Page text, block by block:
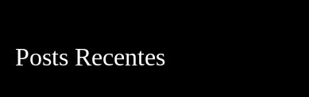
Posts Recentes